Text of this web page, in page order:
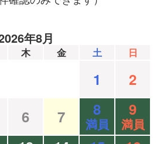
年8月
木 金 土 日
1
2
6 7 8
満員
9
満員